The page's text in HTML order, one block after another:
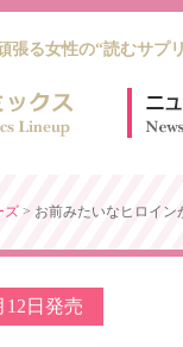
張る女性の“読むサプ
ズ> お前みたいなヒロイン
12日発売